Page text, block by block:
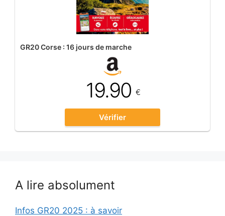
GR20 Corse : 16 jours de marche
19.90€
Vérifier
A lire absolument
Infos GR20 2025 : à savoir